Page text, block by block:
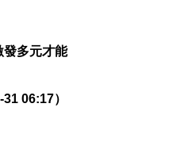
發多元才能
06:17）